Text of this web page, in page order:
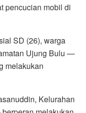
pencucian mobil di
SD (26), warga
Ujung Bulu —
melakukan
Kelurahan